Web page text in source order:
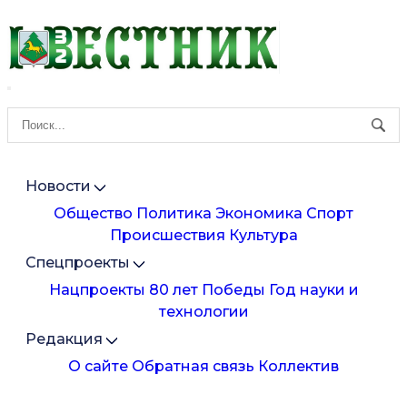
Новости
Общество Политика Экономика Спорт
Происшествия Культура
Спецпроекты
Нацпроекты 80 лет Победы Год науки и
технологии
Редакция
О сайте Обратная связь Коллектив